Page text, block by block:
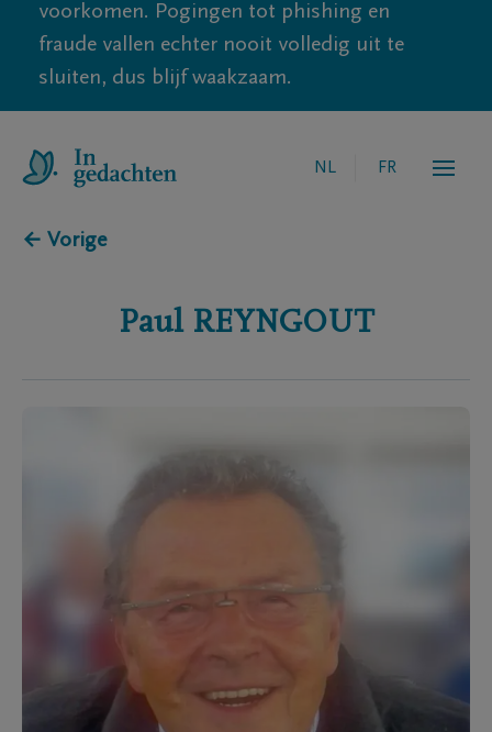
voorkomen. Pogingen tot phishing en
fraude vallen echter nooit volledig uit te
sluiten, dus blijf waakzaam.
NL FR
← Vorige
Paul REYNGOUT